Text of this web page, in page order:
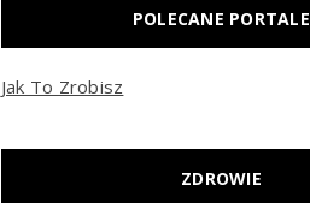
POLECANE PORTALE
Jak To Zrobisz
ZDROWIE